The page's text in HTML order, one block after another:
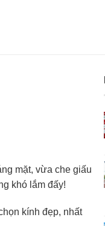
mặt, vừa che giấu
khó lắm đấy!
kính đẹp, nhất